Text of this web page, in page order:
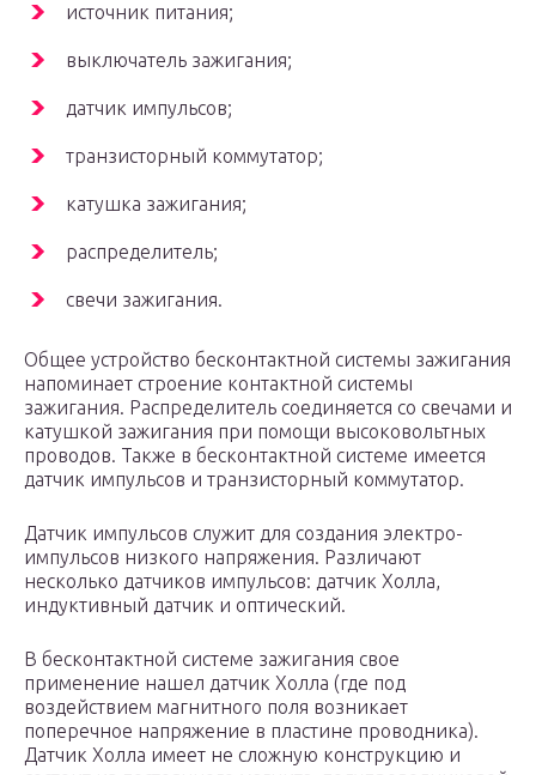
источник питания;
выключатель зажигания;
датчик импульсов;
транзисторный коммутатор;
катушка зажигания;
распределитель;
свечи зажигания.
Общее устройство бесконтактной системы зажигания
напоминает строение контактной системы
зажигания. Распределитель соединяется со свечами и
катушкой зажигания при помощи высоковольтных
проводов. Также в бесконтактной системе имеется
датчик импульсов и транзисторный коммутатор.
Датчик импульсов служит для создания электро-
импульсов низкого напряжения. Различают
несколько датчиков импульсов: датчик Холла,
индуктивный датчик и оптический.
В бесконтактной системе зажигания свое
применение нашел датчик Холла (где под
воздействием магнитного поля возникает
поперечное напряжение в пластине проводника).
Датчик Холла имеет не сложную конструкцию и